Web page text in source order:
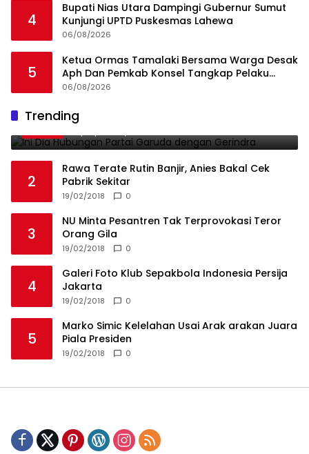
4
Bupati Nias Utara Dampingi Gubernur Sumut
Kunjungi UPTD Puskesmas Lahewa
06/08/2026
5
Ketua Ormas Tamalaki Bersama Warga Desak
Aph Dan Pemkab Konsel Tangkap Pelaku
Angkut Cangkang Sawit Overload, Truk PT KAP
06/08/2026
Trending
1
Gerindra
2
Rawa Terate Rutin Banjir, Anies Bakal Cek
Pabrik Sekitar
19/02/2018 0
3
NU Minta Pesantren Tak Terprovokasi Teror
Orang Gila
19/02/2018 0
4
Galeri Foto Klub Sepakbola Indonesia Persija
Jakarta
19/02/2018 0
5
Marko Simic Kelelahan Usai Arak arakan Juara
Piala Presiden
19/02/2018 0